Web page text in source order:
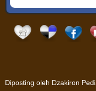
Diposting oleh Dzakiron